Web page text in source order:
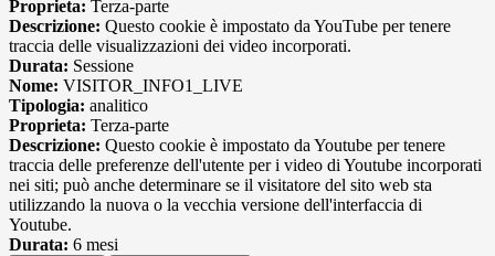
Proprieta: Terza-parte
Descrizione: Questo cookie è impostato da YouTube per tenere
traccia delle visualizzazioni dei video incorporati.
Durata: Sessione
Nome: VISITOR_INFO1_LIVE
Tipologia: analitico
Proprieta: Terza-parte
Descrizione: Questo cookie è impostato da Youtube per tenere
traccia delle preferenze dell'utente per i video di Youtube incorporati
nei siti; può anche determinare se il visitatore del sito web sta
utilizzando la nuova o la vecchia versione dell'interfaccia di
Youtube.
Durata: 6 mesi